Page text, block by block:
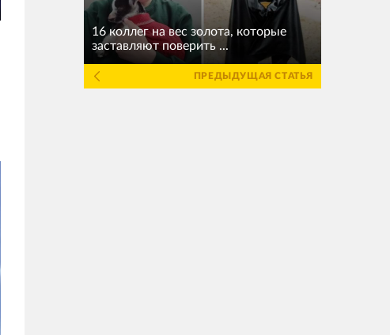
16 коллег на вес золота, которые
заставляют поверить ...
ПРЕДЫДУЩАЯ СТАТЬЯ